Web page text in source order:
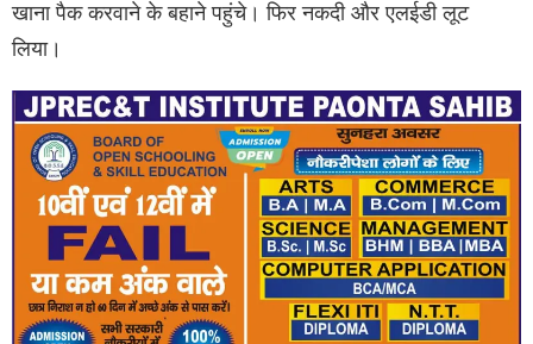
खाना पैक करवाने के बहाने पहुंचे। फिर नकदी और एलईडी लूट
लिया।